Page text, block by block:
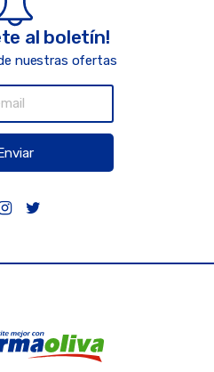
al boletín!
nuestras ofertas